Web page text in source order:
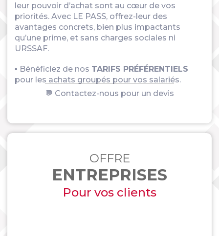
leur pouvoir d’achat sont au cœur de vos
priorités. Avec LE PASS, offrez-leur des
avantages concrets, bien plus impactants
qu’une prime, et sans charges sociales ni
URSSAF.
▪ Bénéficiez de nos TARIFS PRÉFÉRENTIELS
pour les achats groupés pour vos salariés.
💬 Contactez-nous pour un devis
OFFRE
ENTREPRISES
Pour vos clients